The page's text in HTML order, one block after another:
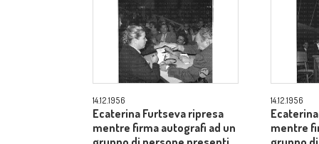
14.12.1956
Ecaterina Furtseva ripresa
mentre firma autografi ad un
14.12.1956
mentre